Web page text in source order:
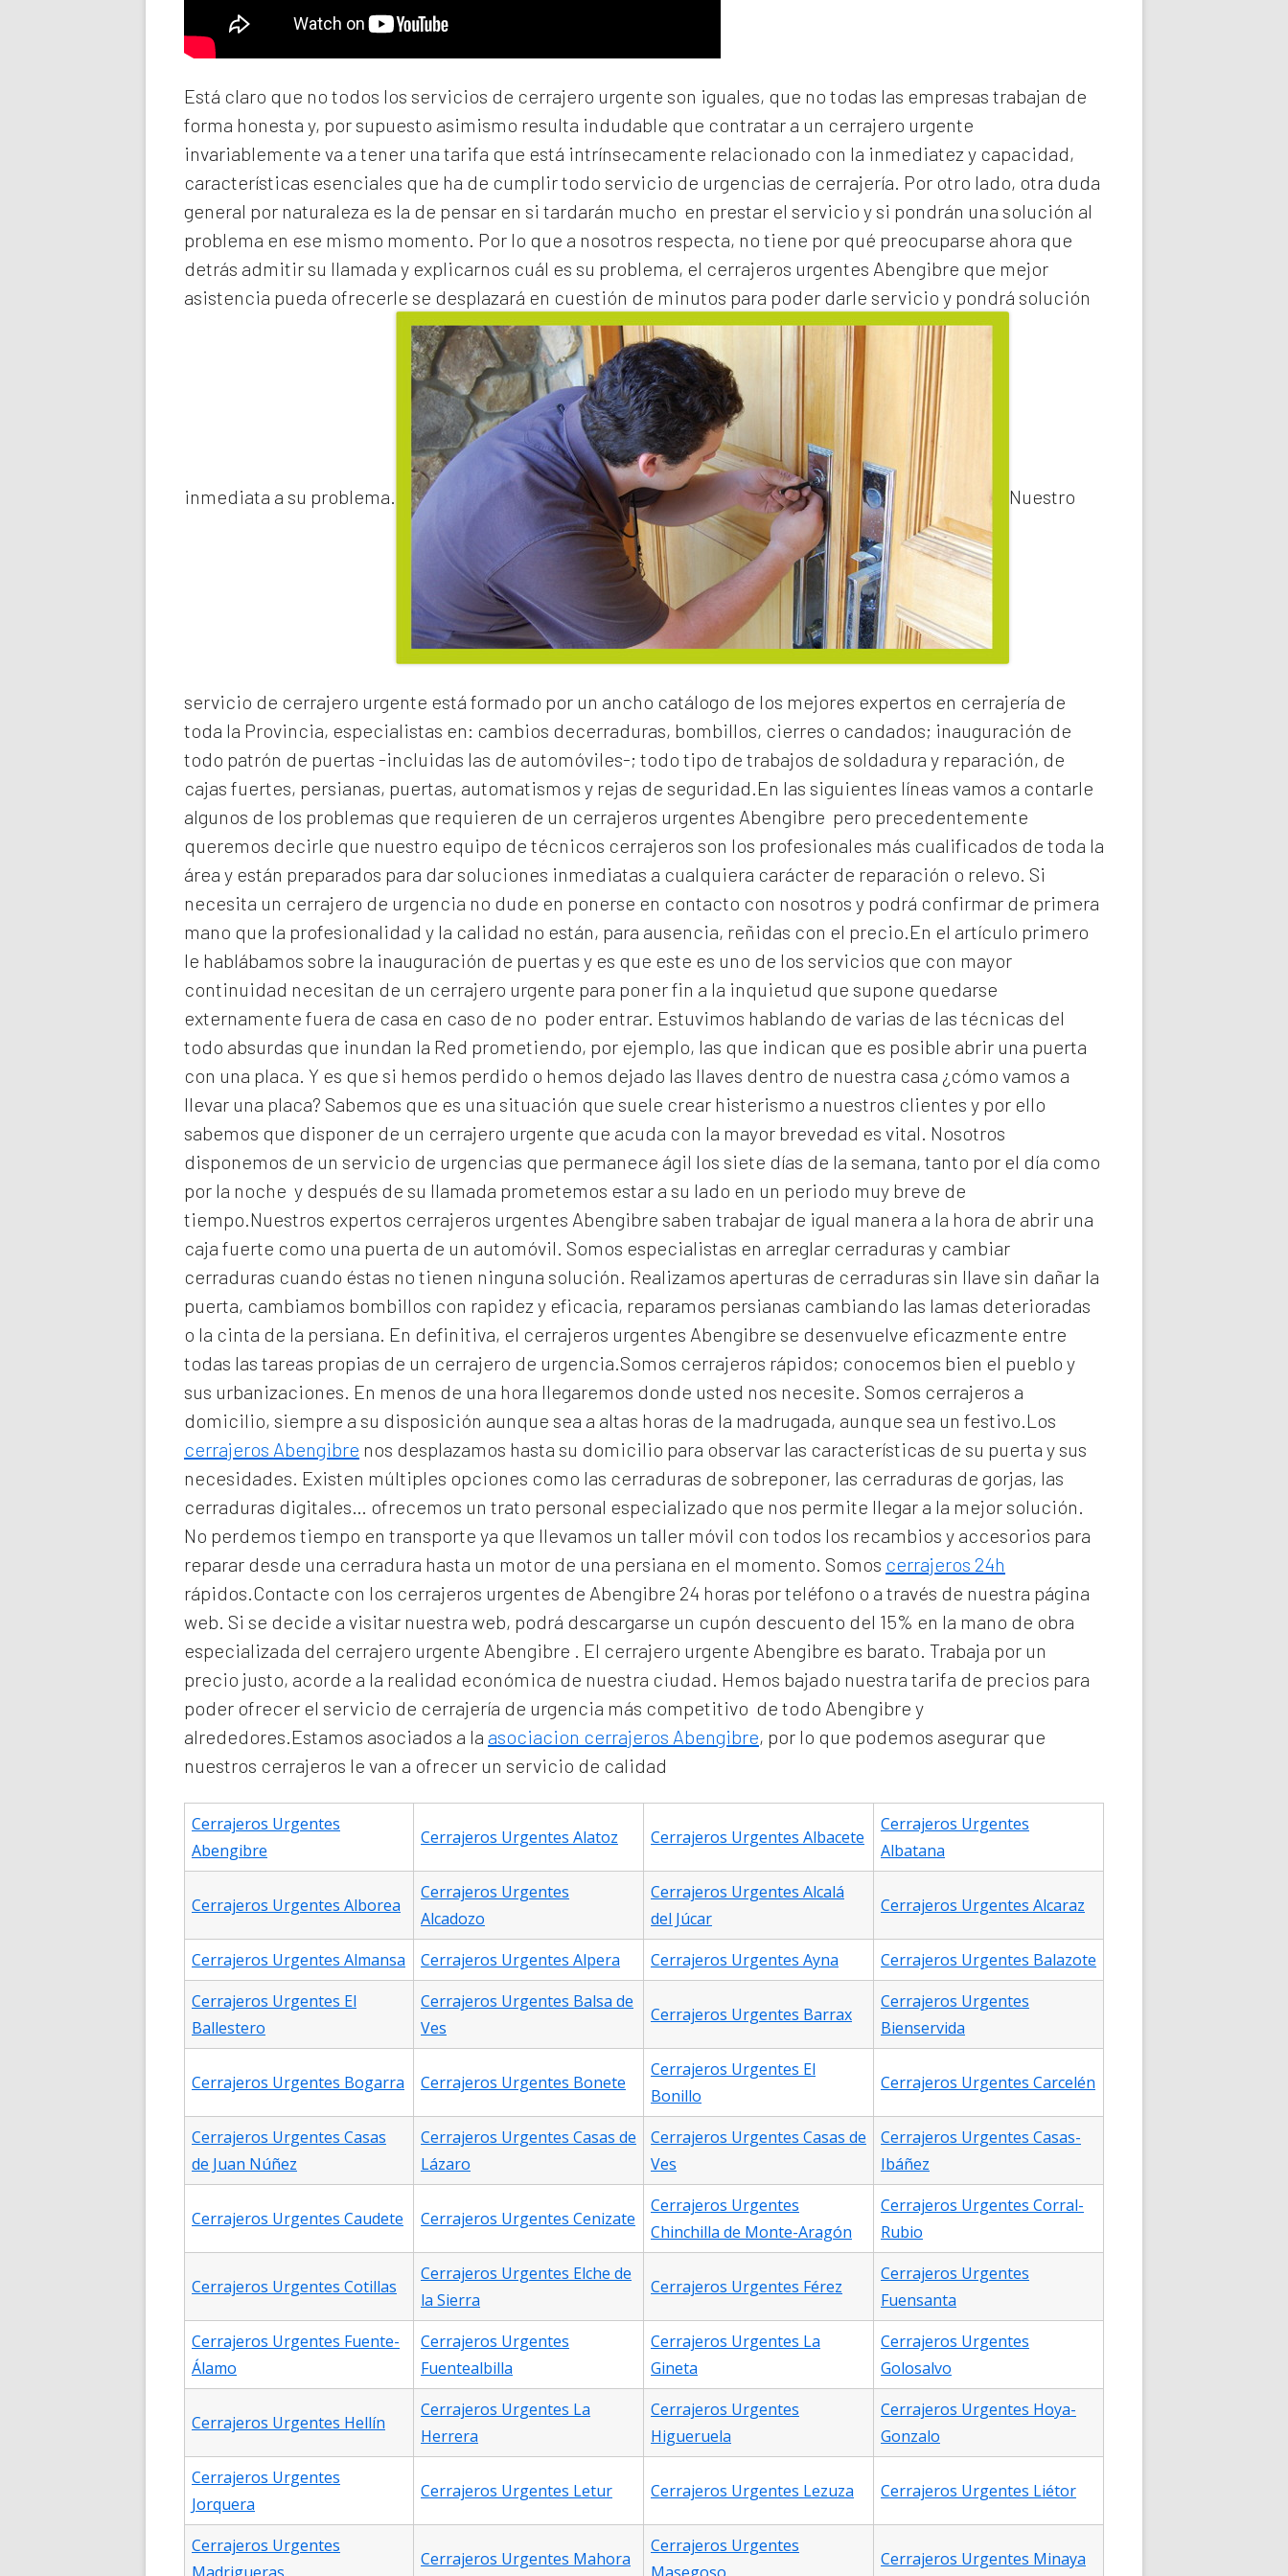
Está claro que no todos los servicios de cerrajero urgente son iguales, que no todas las empresas trabajan de
forma honesta y, por supuesto asimismo resulta indudable que contratar a un cerrajero urgente
invariablemente va a tener una tarifa que está intrínsecamente relacionado con la inmediatez y capacidad,
características esenciales que ha de cumplir todo servicio de urgencias de cerrajería. Por otro lado, otra duda
general por naturaleza es la de pensar en si tardarán mucho en prestar el servicio y si pondrán una solución al
problema en ese mismo momento. Por lo que a nosotros respecta, no tiene por qué preocuparse ahora que
detrás admitir su llamada y explicarnos cuál es su problema, el cerrajeros urgentes Abengibre que mejor
asistencia pueda ofrecerle se desplazará en cuestión de minutos para poder darle servicio y pondrá solución
inmediata a su problema. Nuestro
servicio de cerrajero urgente está formado por un ancho catálogo de los mejores expertos en cerrajería de
toda la Provincia, especialistas en: cambios decerraduras, bombillos, cierres o candados; inauguración de
todo patrón de puertas -incluidas las de automóviles-; todo tipo de trabajos de soldadura y reparación, de
cajas fuertes, persianas, puertas, automatismos y rejas de seguridad.En las siguientes líneas vamos a contarle
algunos de los problemas que requieren de un cerrajeros urgentes Abengibre pero precedentemente
queremos decirle que nuestro equipo de técnicos cerrajeros son los profesionales más cualificados de toda la
área y están preparados para dar soluciones inmediatas a cualquiera carácter de reparación o relevo. Si
necesita un cerrajero de urgencia no dude en ponerse en contacto con nosotros y podrá confirmar de primera
mano que la profesionalidad y la calidad no están, para ausencia, reñidas con el precio.En el artículo primero
le hablábamos sobre la inauguración de puertas y es que este es uno de los servicios que con mayor
continuidad necesitan de un cerrajero urgente para poner fin a la inquietud que supone quedarse
externamente fuera de casa en caso de no poder entrar. Estuvimos hablando de varias de las técnicas del
todo absurdas que inundan la Red prometiendo, por ejemplo, las que indican que es posible abrir una puerta
con una placa. Y es que si hemos perdido o hemos dejado las llaves dentro de nuestra casa ¿cómo vamos a
llevar una placa? Sabemos que es una situación que suele crear histerismo a nuestros clientes y por ello
sabemos que disponer de un cerrajero urgente que acuda con la mayor brevedad es vital. Nosotros
disponemos de un servicio de urgencias que permanece ágil los siete días de la semana, tanto por el día como
por la noche y después de su llamada prometemos estar a su lado en un periodo muy breve de
tiempo.Nuestros expertos cerrajeros urgentes Abengibre saben trabajar de igual manera a la hora de abrir una
caja fuerte como una puerta de un automóvil. Somos especialistas en arreglar cerraduras y cambiar
cerraduras cuando éstas no tienen ninguna solución. Realizamos aperturas de cerraduras sin llave sin dañar la
puerta, cambiamos bombillos con rapidez y eficacia, reparamos persianas cambiando las lamas deterioradas
o la cinta de la persiana. En definitiva, el cerrajeros urgentes Abengibre se desenvuelve eficazmente entre
todas las tareas propias de un cerrajero de urgencia.Somos cerrajeros rápidos; conocemos bien el pueblo y
sus urbanizaciones. En menos de una hora llegaremos donde usted nos necesite. Somos cerrajeros a
domicilio, siempre a su disposición aunque sea a altas horas de la madrugada, aunque sea un festivo.Los
cerrajeros Abengibre nos desplazamos hasta su domicilio para observar las características de su puerta y sus
necesidades. Existen múltiples opciones como las cerraduras de sobreponer, las cerraduras de gorjas, las
cerraduras digitales… ofrecemos un trato personal especializado que nos permite llegar a la mejor solución.
No perdemos tiempo en transporte ya que llevamos un taller móvil con todos los recambios y accesorios para
reparar desde una cerradura hasta un motor de una persiana en el momento. Somos cerrajeros 24h
rápidos.Contacte con los cerrajeros urgentes de Abengibre 24 horas por teléfono o a través de nuestra página
web. Si se decide a visitar nuestra web, podrá descargarse un cupón descuento del 15% en la mano de obra
especializada del cerrajero urgente Abengibre . El cerrajero urgente Abengibre es barato. Trabaja por un
precio justo, acorde a la realidad económica de nuestra ciudad. Hemos bajado nuestra tarifa de precios para
poder ofrecer el servicio de cerrajería de urgencia más competitivo de todo Abengibre y
alrededores.Estamos asociados a la asociacion cerrajeros Abengibre, por lo que podemos asegurar que
nuestros cerrajeros le van a ofrecer un servicio de calidad
Cerrajeros Urgentes
Abengibre
Cerrajeros Urgentes Alatoz Cerrajeros Urgentes Albacete
Cerrajeros Urgentes
Albatana
Cerrajeros Urgentes Alborea
Cerrajeros Urgentes
Alcadozo
Cerrajeros Urgentes Alcalá
del Júcar
Cerrajeros Urgentes Alcaraz
Cerrajeros Urgentes Almansa Cerrajeros Urgentes Alpera Cerrajeros Urgentes Ayna
Cerrajeros Urgentes Balazote
Cerrajeros Urgentes El
Ballestero
Cerrajeros Urgentes Balsa de
Ves
Cerrajeros Urgentes Barrax
Cerrajeros Urgentes
Bienservida
Cerrajeros Urgentes Bogarra Cerrajeros Urgentes Bonete
Cerrajeros Urgentes El
Bonillo
Cerrajeros Urgentes Carcelén
Cerrajeros Urgentes Casas
de Juan Núñez
Cerrajeros Urgentes Casas de
Lázaro
Cerrajeros Urgentes Casas de
Ves
Cerrajeros Urgentes Casas-
Ibáñez
Cerrajeros Urgentes Caudete Cerrajeros Urgentes Cenizate
Cerrajeros Urgentes
Chinchilla de Monte-Aragón
Cerrajeros Urgentes Corral-
Rubio
Cerrajeros Urgentes Cotillas
Cerrajeros Urgentes Elche de
la Sierra
Cerrajeros Urgentes Férez
Cerrajeros Urgentes
Fuensanta
Cerrajeros Urgentes Fuente-
Álamo
Cerrajeros Urgentes
Fuentealbilla
Cerrajeros Urgentes La
Gineta
Cerrajeros Urgentes
Golosalvo
Cerrajeros Urgentes Hellín
Cerrajeros Urgentes La
Herrera
Cerrajeros Urgentes
Higueruela
Cerrajeros Urgentes Hoya-
Gonzalo
Cerrajeros Urgentes
Jorquera
Cerrajeros Urgentes Letur Cerrajeros Urgentes Lezuza Cerrajeros Urgentes Liétor
Cerrajeros Urgentes
Cerrajeros Urgentes Mahora
Cerrajeros Urgentes
Cerrajeros Urgentes Minaya